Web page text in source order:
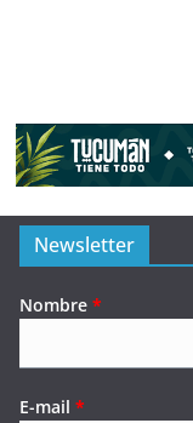
Newsletter
Nombre *
E-mail *